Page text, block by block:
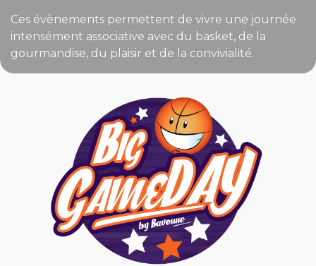
Ces évènements permettent de vivre une journée
intensément associative avec du basket, de la
gourmandise, du plaisir et de la convivialité.